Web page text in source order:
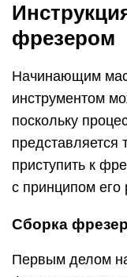
фрезером
Начинающим
инструментом
поскольку
представляется
приступить к
с принципом его
Сборка
Первым делом